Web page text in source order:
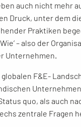
auch nicht mehr
Druck, unter dem
Praktiken
– also der
Unternehmen.
F&E-
quo, als auch
zentrale Fragen